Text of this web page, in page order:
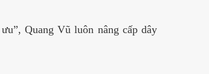
Quang Vũ luôn nâng cấp dây